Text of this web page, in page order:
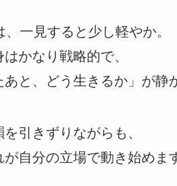
、一見すると少し軽やか。
かなり戦略的で、
あと、どう生きるか」が静
引きずりながらも、
が自分の立場で動き始めま